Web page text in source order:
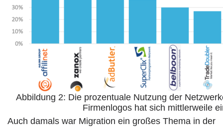
Abbildung 2: Die prozentuale Nutzung der
Firmenlogos hat sich mittlerweile
Auch damals war Migration ein großes Thema in der